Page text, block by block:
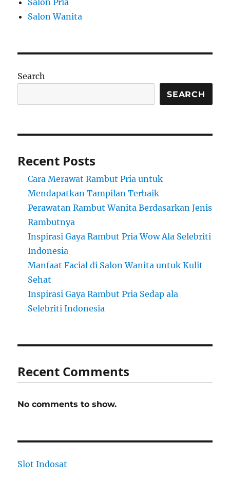
Salon Pria
Salon Wanita
Search
SEARCH
Recent Posts
Cara Merawat Rambut Pria untuk
Mendapatkan Tampilan Terbaik
Perawatan Rambut Wanita Berdasarkan Jenis
Rambutnya
Inspirasi Gaya Rambut Pria Wow Ala Selebriti
Indonesia
Manfaat Facial di Salon Wanita untuk Kulit
Sehat
Inspirasi Gaya Rambut Pria Sedap ala
Selebriti Indonesia
Recent Comments
No comments to show.
Slot Indosat